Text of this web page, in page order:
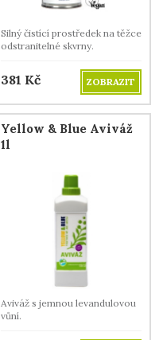
Silný čistící prostředek na těžce
odstranitelné skvrny.
381 Kč ZOBRAZIT
Yellow & Blue Aviváž
1l
Aviváž s jemnou levandulovou
vůní.